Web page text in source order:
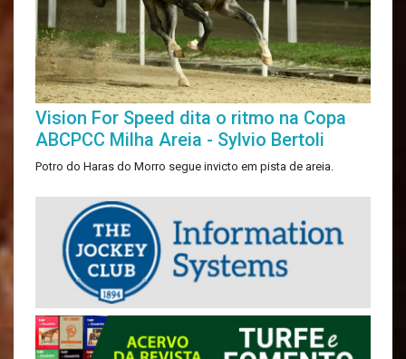
Vision For Speed dita o ritmo na Copa
ABCPCC Milha Areia - Sylvio Bertoli
Potro do Haras do Morro segue invicto em pista de areia.